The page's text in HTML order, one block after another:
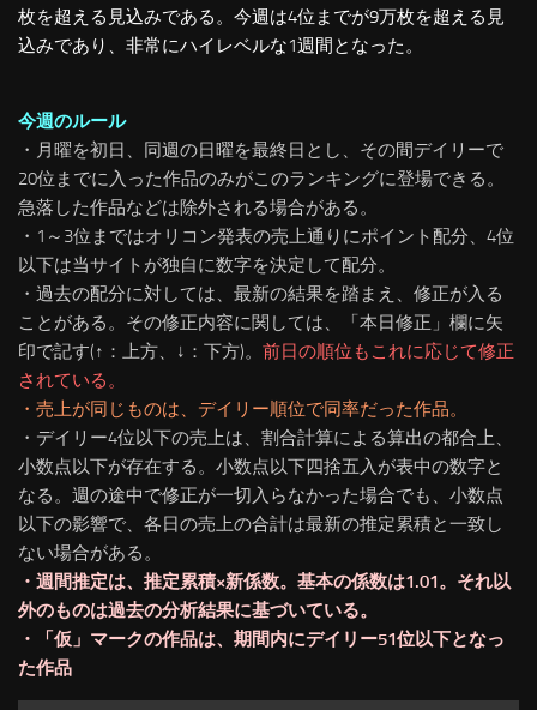
枚を超える見込みである。今週は4位までが9万枚を超える見
込みであり、非常にハイレベルな1週間となった。
今週のルール
・月曜を初日、同週の日曜を最終日とし、その間デイリーで
20位までに入った作品のみがこのランキングに登場できる。
急落した作品などは除外される場合がある。
・1～3位まではオリコン発表の売上通りにポイント配分、4位
以下は当サイトが独自に数字を決定して配分。
・過去の配分に対しては、最新の結果を踏まえ、修正が入る
ことがある。 その修正内容に関しては、「本日修正」欄に矢
印で記す(↑：上方、↓：下方)。 前日の順位もこれに応じて修正
されている。
・売上が同じものは、デイリー順位で同率だった作品。
・デイリー4位以下の売上は、割合計算による算出の都合上、
小数点以下が存在する。小数点以下四捨五入が表中の数字と
なる。週の途中で修正が一切入らなかった場合でも、小数点
以下の影響で、各日の売上の合計は最新の推定累積と一致し
ない場合がある。
・週間推定は、推定累積×新係数。基本の係数は1.01。それ以
外のものは過去の分析結果に基づいている。
・「仮」マークの作品は、期間内にデイリー51位以下となっ
た作品